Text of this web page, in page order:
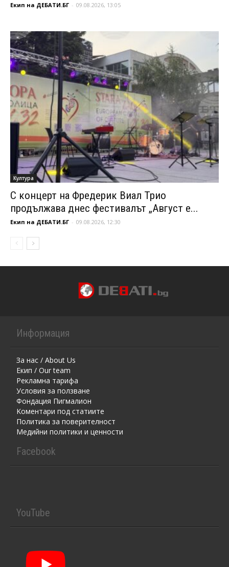
Екип на ДЕБАТИ.БГ - 09.08.2026, 13:05
Култура
С концерт на Фредерик Виал Трио
продължава днес фестивалът „Август е...
Екип на ДЕБАТИ.БГ - 09.08.2026, 12:30
Информация
За нас / About Us
Екип / Our team
Рекламна тарифа
Условия за ползване
Фондация Пигмалион
Kоментaри под статиите
Политика за поверителност
Медийни политики и ценности
Facebook
YouTube